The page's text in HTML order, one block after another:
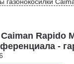
Rapido
-